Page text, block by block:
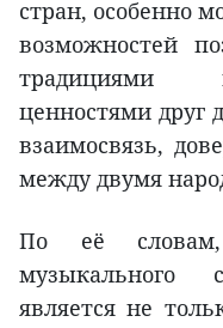
стран, особенно
возможностей
традициями
ценностями друг
взаимосвязь,
между двумя
По её словам,
музыкального
является не